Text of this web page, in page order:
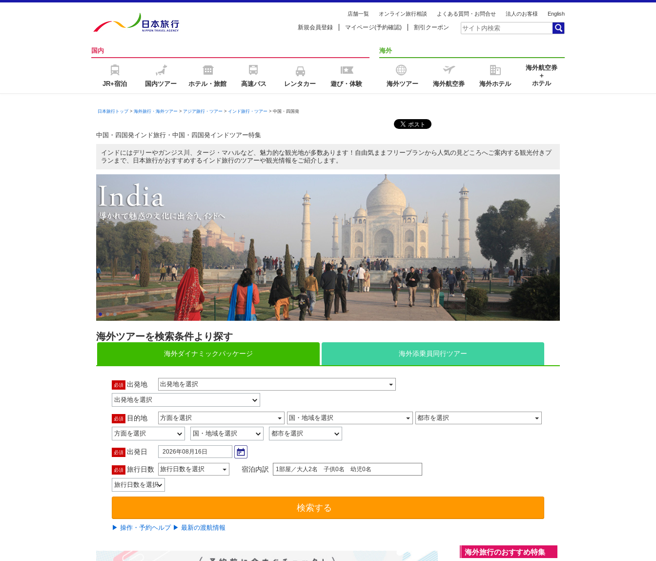
店舗一覧 オンライン旅行相談 よくある質問・お問合せ 法人のお客様 English
新規会員登録 マイページ(予約確認) 割引クーポン
国内
JR+宿泊 国内ツアー ホテル・旅館 高速バス レンタカー 遊び・体験
海外
海外ツアー 海外航空券 海外ホテル
海外航空券
＋
ホテル
日本旅行トップ> 海外旅行・海外ツアー> アジア旅行・ツアー> インド旅行・ツアー> 中国・四国発
中国・四国発インド旅行・中国・四国発インドツアー特集
インドにはデリーやガンジス川、タージ・マハルなど、魅力的な観光地が多数あります！自由気ままフリープランから人気の見どころへご案内する観光付きプ
ランまで、日本旅行がおすすめするインド旅行のツアーや観光情報をご紹介します。
海外ツアーを検索条件より探す
海外ダイナミックパッケージ 海外添乗員同行ツアー
必須 出発地 出発地を選択
必須 目的地 方面を選択 国・地域を選択 都市を選択
必須 出発日 2026年08月16日
必須 旅行日数 旅行日数を選択 宿泊内訳 1部屋／大人2名 子供0名 幼児0名
検索する
▶ 操作・予約ヘルプ ▶ 最新の渡航情報
海外旅行のおすすめ特集